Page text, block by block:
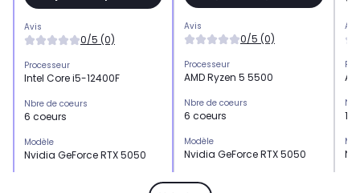
Avis
0/5 (0)
Processeur
Intel Core i5-12400F
Nbre de coeurs
6 coeurs
Modèle
Nvidia GeForce RTX 5050
Avis
0/5 (0)
Processeur
AMD Ryzen 5 5500
Nbre de coeurs
6 coeurs
Modèle
Nvidia GeForce RTX 5050
Mémoire de la carte graphique
10